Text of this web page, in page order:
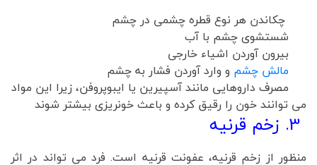
چکاندن هر نوع قطره چشمی در چشم
شستشوی چشم با آب
بیرون آوردن اشیاء خارجی
مالش چشم و وارد آوردن فشار به چشم
مصرف داروهایی مانند آسپیرین یا ایبوپروفن، زیرا این مواد
می توانند خون را رقیق کرده و باعث خونریزی بیشتر شوند
3. زخم قرنیه
منظور از زخم قرنیه، عفونت قرنیه است. فرد می تواند در اثر